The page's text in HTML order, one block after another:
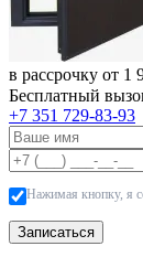
в рассрочку от 1
Бесплатный
+7 351 729-83-93
Нажимая кнопку, я
Записаться